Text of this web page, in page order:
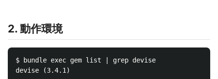
2. 動作環境
$ bundle exec gem list | grep devise